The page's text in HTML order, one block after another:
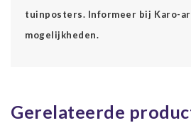
tuinposters. Informeer bij Karo-
mogelijkheden.
Gerelateerde